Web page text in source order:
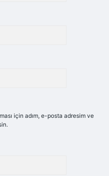
için adım, e-posta adresim ve